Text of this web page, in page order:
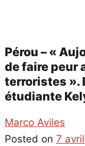
Pérou – «
de faire peur
terroristes ».
étudiante
Marco Aviles
Posted on 7